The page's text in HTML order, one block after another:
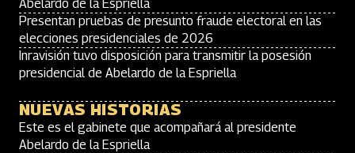
Abelardo de la Espriella
Presentan pruebas de presunto fraude electoral en las
elecciones presidenciales de 2026
Inravisión tuvo disposición para transmitir la posesión
presidencial de Abelardo de la Espriella
NUEVAS HISTORIAS
Este es el gabinete que acompañará al presidente
Abelardo de la Espriella